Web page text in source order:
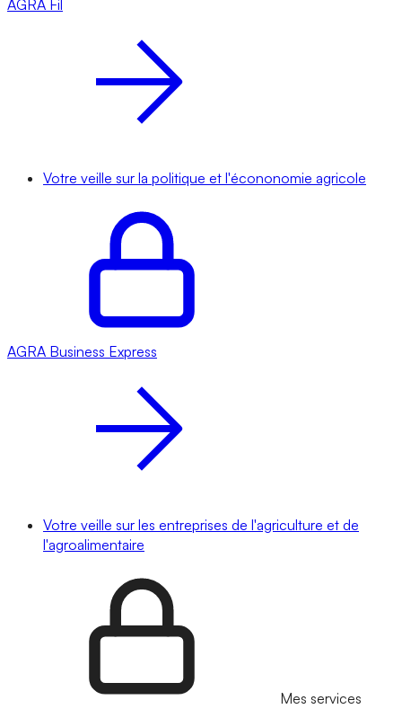
AGRA Fil
Votre veille sur la politique et l'écononomie agricole
AGRA Business Express
Votre veille sur les entreprises de l'agriculture et de
l'agroalimentaire
Mes services